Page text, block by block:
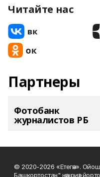
Читайте нас
Партнеры
Фотобанк
журналистов РБ
© 2020-2026 «Етегән».
Башкортостан" нәшриәт